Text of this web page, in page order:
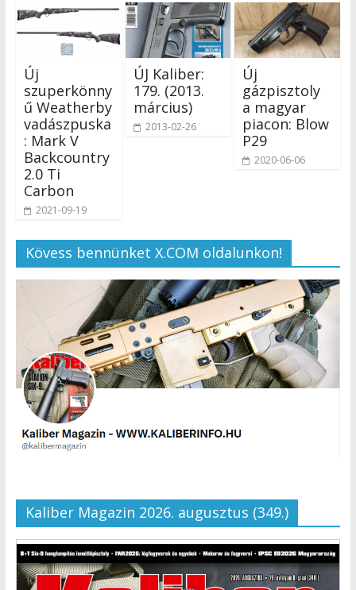
Új
szuperkönny
ű Weatherby
vadászpuska
: Mark V
Backcountry
2.0 Ti
Carbon
2021-09-19
ÚJ Kaliber:
179. (2013.
március)
2013-02-26
Új
gázpisztoly
a magyar
piacon: Blow
P29
2020-06-06
Kövess bennünket X.COM oldalunkon!
Kaliber Magazin 2026. augusztus (349.)